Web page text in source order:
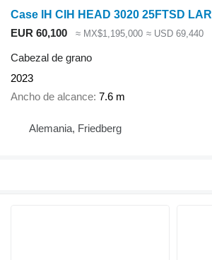
Case IH CIH HEAD 3020 25FTSD LAR
EUR 60,100
≈ MX$1,195,000 ≈ USD 69,440
Cabezal de grano
2023
Ancho de alcance 7.6 m
Alemania, Friedberg